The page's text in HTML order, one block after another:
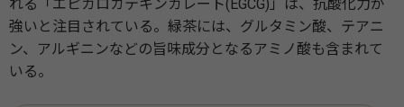
れる「エピガロカテキンガレート(EGCG)」は、抗酸化力が
強いと注目されている。緑茶には、グルタミン酸、テアニ
ン、アルギニンなどの旨味成分となるアミノ酸も含まれて
いる。